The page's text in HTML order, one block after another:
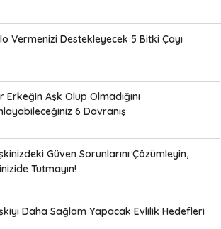
Vermenizi Destekleyecek 5 Bitki Çayı
Erkeğin Aşk Olup Olmadığını
6 Davranış
Güven Sorunlarını Çözümleyin,
Tutmayın!
Daha Sağlam Yapacak Evlilik Hedefleri